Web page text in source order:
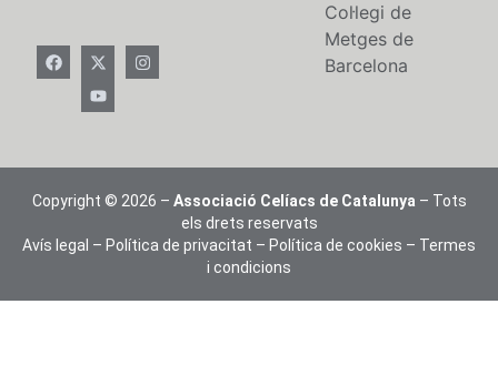
Col·legi de
Metges de
Barcelona
Copyright © 2026 – Associació Celíacs de Catalunya – Tots
els drets reservats
Avís legal – Política de privacitat – Política de cookies – Termes
i condicions